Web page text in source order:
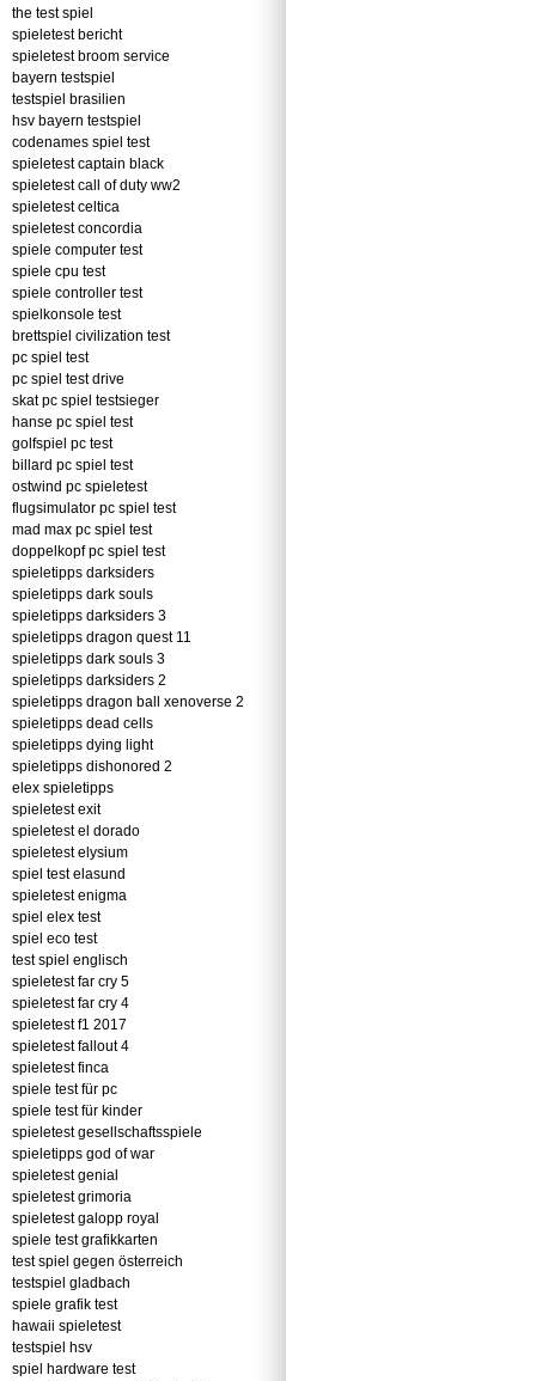
the test spiel
spieletest bericht
spieletest broom service
bayern testspiel
testspiel brasilien
hsv bayern testspiel
codenames spiel test
spieletest captain black
spieletest call of duty ww2
spieletest celtica
spieletest concordia
spiele computer test
spiele cpu test
spiele controller test
spielkonsole test
brettspiel civilization test
pc spiel test
pc spiel test drive
skat pc spiel testsieger
hanse pc spiel test
golfspiel pc test
billard pc spiel test
ostwind pc spieletest
flugsimulator pc spiel test
mad max pc spiel test
doppelkopf pc spiel test
spieletipps darksiders
spieletipps dark souls
spieletipps darksiders 3
spieletipps dragon quest 11
spieletipps dark souls 3
spieletipps darksiders 2
spieletipps dragon ball xenoverse 2
spieletipps dead cells
spieletipps dying light
spieletipps dishonored 2
elex spieletipps
spieletest exit
spieletest el dorado
spieletest elysium
spiel test elasund
spieletest enigma
spiel elex test
spiel eco test
test spiel englisch
spieletest far cry 5
spieletest far cry 4
spieletest f1 2017
spieletest fallout 4
spieletest finca
spiele test für pc
spiele test für kinder
spieletest gesellschaftsspiele
spieletipps god of war
spieletest genial
spieletest grimoria
spieletest galopp royal
spiele test grafikkarten
test spiel gegen österreich
testspiel gladbach
spiele grafik test
hawaii spieletest
testspiel hsv
spiel hardware test